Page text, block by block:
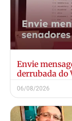
Envie
derrubada do
06/08/2026